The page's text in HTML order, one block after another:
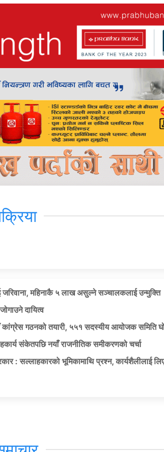
महिनाकै ५ लाख असुल्ने सञ्चालकलाई उन्मुक्ति
दायित्व
कांग्रेस गठनको तयारी, ५५१ सदस्यीय आयोजक समिति
संकेतपछि नयाँ राजनीतिक समीकरणको चर्चा
: सल्लाहकारको भूमिकामाथि प्रश्न, कार्यशैलीलाई